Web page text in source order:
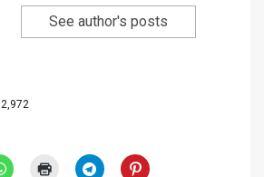
See author's posts
2,972